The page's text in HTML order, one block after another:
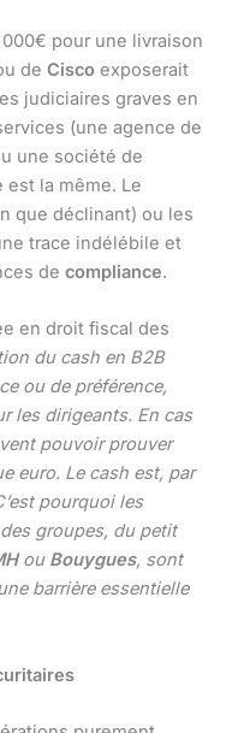
pour une livraison
de Cisco exposerait
judiciaires graves en
(une agence de
une société de
est la même. Le
que déclinant) ou les
trace indélébile et
de compliance.
en droit fiscal des
du cash en B2B
ou de préférence,
les dirigeants. En cas
pouvoir prouver
euro. Le cash est, par
pourquoi les
groupes, du petit
ou Bouygues, sont
barrière essentielle